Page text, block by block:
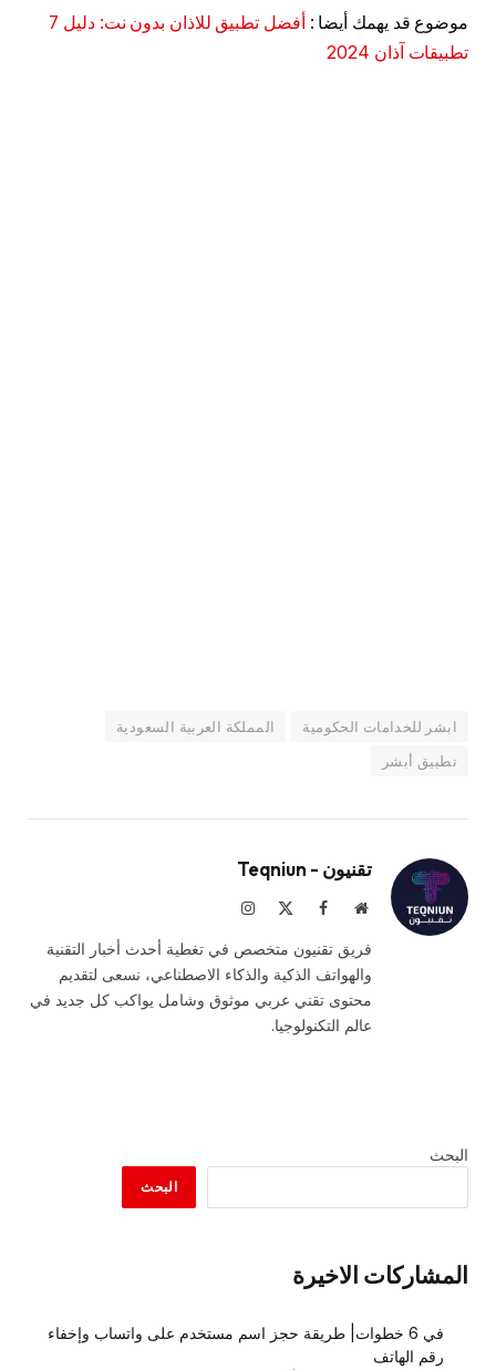
موضوع قد يهمك أيضا :
أفضل تطبيق للاذان بدون نت: دليل 7
تطبيقات آذان 2024
ابشر للخدامات الحكومية
المملكة العربية السعودية
تطبيق أبشر
تقنيون - Teqniun
موقعفيسبوك الانستغرام
فريق تقنيون متخصص في تغطية أحدث أخبار التقنية
والهواتف الذكية والذكاء الاصطناعي، نسعى لتقديم
محتوى تقني عربي موثوق وشامل يواكب كل جديد في
عالم التكنولوجيا.
البحث
البحث
المشاركات الاخيرة
في 6 خطوات| طريقة حجز اسم مستخدم على واتساب وإخفاء
رقم الهاتف